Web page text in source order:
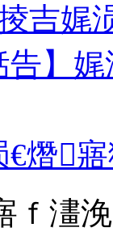
吉娓
】
€熸
ｆ澅